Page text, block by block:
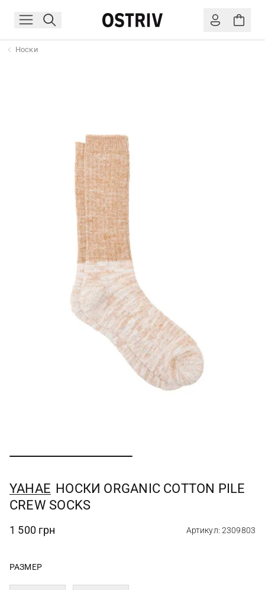
Носки
YAHAE НОСКИ ORGANIC COTTON PILE
CREW SOCKS
1 500 грн Артикул: 2309803
РАЗМЕР